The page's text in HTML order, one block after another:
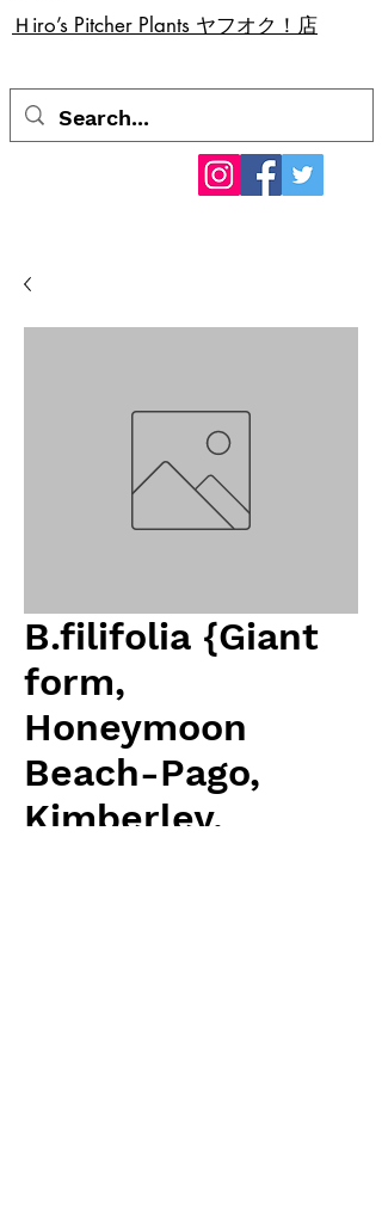
​Ｈiro’s Pitcher Plants ヤフオク！店
B.filifolia {Giant
form,
Honeymoon
Beach-Pago,
Kimberley,